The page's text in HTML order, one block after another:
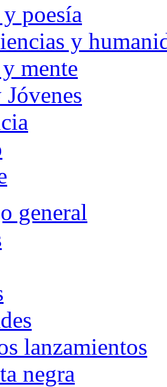
poesía
y
mente
general
lanzamientos
negra